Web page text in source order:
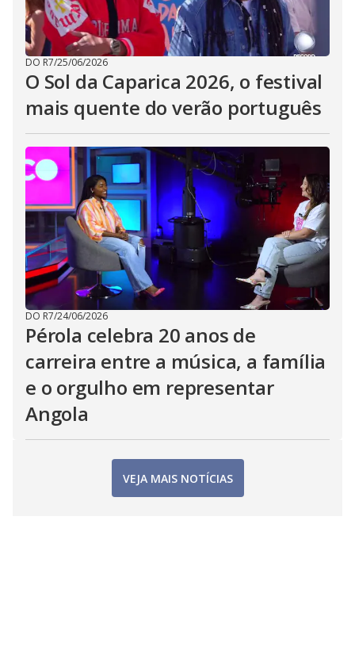
DO R7/25/06/2026
O Sol da Caparica 2026, o festival
mais quente do verão português
DO R7/24/06/2026
Pérola celebra 20 anos de
carreira entre a música, a família
e o orgulho em representar
Angola
VEJA MAIS NOTÍCIAS